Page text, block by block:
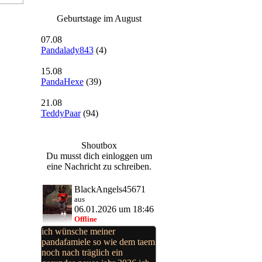
Geburtstage im August
07.08
Pandalady843(4)
15.08
PandaHexe(39)
21.08
TeddyPaar(94)
Shoutbox
Du musst dich einloggen um
eine Nachricht zu schreiben.
BlackAngels45671
aus
06.01.2026 um 18:46
Offline
ich wünsche meiner
pandafamiele so wie dem taem
noch nach träglich ein